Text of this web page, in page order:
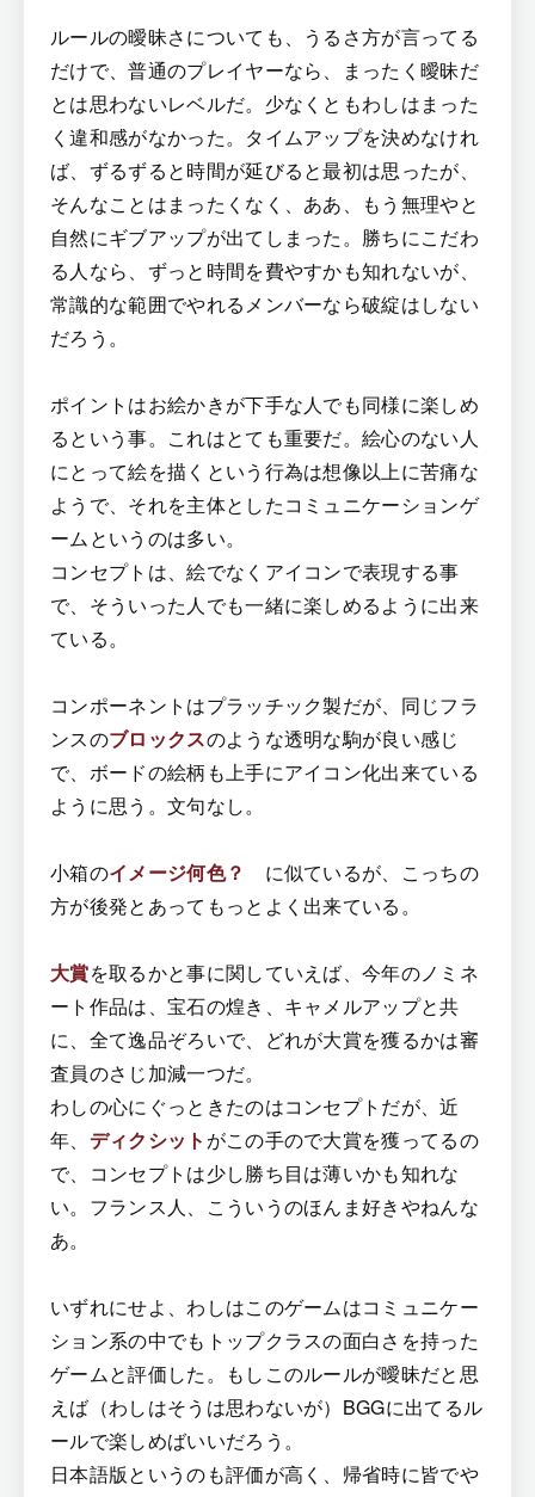
ルールの曖昧さについても、うるさ方が言ってる
だけで、普通のプレイヤーなら、まったく曖昧だ
とは思わないレベルだ。少なくともわしはまった
く違和感がなかった。タイムアップを決めなけれ
ば、ずるずると時間が延びると最初は思ったが、
そんなことはまったくなく、ああ、もう無理やと
自然にギブアップが出てしまった。勝ちにこだわ
る人なら、ずっと時間を費やすかも知れないが、
常識的な範囲でやれるメンバーなら破綻はしない
だろう。
ポイントはお絵かきが下手な人でも同様に楽しめ
るという事。これはとても重要だ。絵心のない人
にとって絵を描くという行為は想像以上に苦痛な
ようで、それを主体としたコミュニケーションゲ
ームというのは多い。
コンセプトは、絵でなくアイコンで表現する事
で、そういった人でも一緒に楽しめるように出来
ている。
コンポーネントはプラッチック製だが、同じフラ
ンスのブロックスのような透明な駒が良い感じ
で、ボードの絵柄も上手にアイコン化出来ている
ように思う。文句なし。
小箱のイメージ何色？
に似ているが、こっちの
方が後発とあってもっとよく出来ている。
大賞を取るかと事に関していえば、今年のノミネ
ート作品は、宝石の煌き、キャメルアップと共
に、全て逸品ぞろいで、どれが大賞を獲るかは審
査員のさじ加減一つだ。
わしの心にぐっときたのはコンセプトだが、近
年、 ディクシット がこの手ので大賞を獲ってるの
で、コンセプトは少し勝ち目は薄いかも知れな
い。フランス人、こういうのほんま好きやねんな
あ。
いずれにせよ、わしはこのゲームはコミュニケー
ション系の中でもトップクラスの面白さを持った
ゲームと評価した。もしこのルールが曖昧だと思
えば（わしはそうは思わないが）BGGに出てるル
ールで楽しめばいいだろう。
日本語版というのも評価が高く、帰省時に皆でや